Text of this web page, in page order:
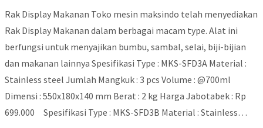
Rak Display Makanan Toko mesin maksindo telah menyediakan
Rak Display Makanan dalam berbagai macam type. Alat ini
berfungsi untuk menyajikan bumbu, sambal, selai, biji-bijian
dan makanan lainnya Spesifikasi Type : MKS-SFD3A Material :
Stainless steel Jumlah Mangkuk : 3 pcs Volume : @700ml
Dimensi : 550x180x140 mm Berat : 2 kg Harga Jabotabek : Rp
699.000 Spesifikasi Type : MKS-SFD3B Material : Stainless…